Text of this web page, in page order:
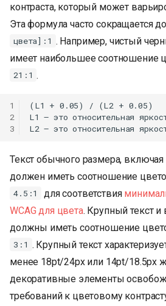
контраста, который может
Эта формула часто сокращается до
цвета]:1 . Например, чистый
имеет наибольшее соотношение
21:1 .
1
2
3
(L1 + 0.05) / (L2 + 0.05)
L1 — это относительная
Текст обычного размера, включая
должен иметь соотношение
4.5:1 для соответствия
WCAG для цвета. Крупный текст
должны иметь соотношение
3:1 . Крупный текст
менее 18pt/24px или 14pt/18.5px
декоративные элементы
требований к цветовому